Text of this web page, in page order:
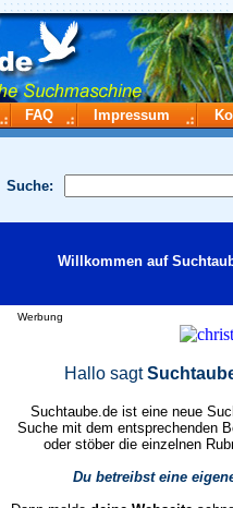
FAQ Impressum
Suche:
Willkommen auf
Werbung
Hallo sagt
Suchtaube.de ist eine neue
Suche mit dem entsprechenden
oder stöber die einzelnen
Du betreibst eine